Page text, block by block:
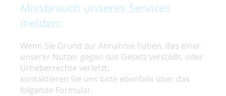
Missbrauch unseres Services
melden:
Wenn Sie Grund zur Annahme haben, das einer
unserer Nutzer gegen das Gesetz verstößt, oder
Urheberrechte verletzt,
kontaktieren Sie uns bitte ebenfalls über das
folgende Formular.